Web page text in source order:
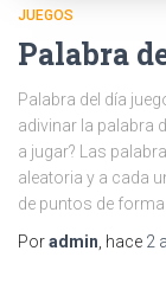
JUEGOS
Palabra
Palabra del día
adivinar la palabra
a jugar? Las
aleatoria y a cada
de puntos de
Poradmin , hace 2